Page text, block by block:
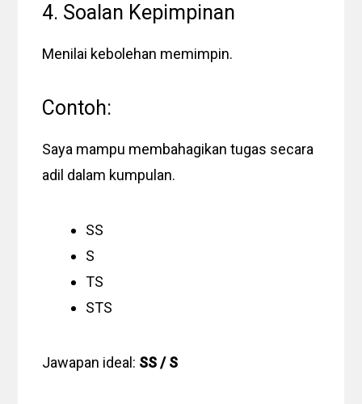
4. Soalan Kepimpinan
Menilai kebolehan memimpin.
Contoh:
Saya mampu membahagikan tugas secara
adil dalam kumpulan.
SS
S
TS
STS
Jawapan ideal: SS / S